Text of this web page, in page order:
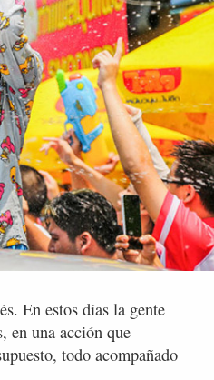
En estos días la gente
en una acción que
todo acompañado